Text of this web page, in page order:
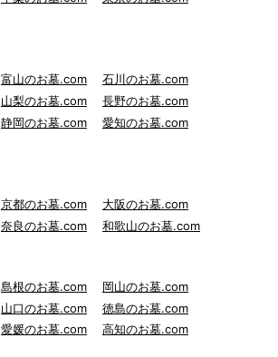
富山のお墓.com
石川のお墓.com
山梨のお墓.com
長野のお墓.com
静岡のお墓.com
愛知のお墓.com
京都のお墓.com
大阪のお墓.com
奈良のお墓.com 和歌山のお墓.com
島根のお墓.com
岡山のお墓.com
山口のお墓.com
徳島のお墓.com
愛媛のお墓.com 高知のお墓.com